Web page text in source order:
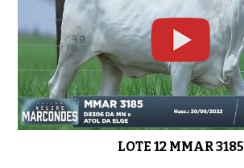
LOTE 12 MMAR 3185